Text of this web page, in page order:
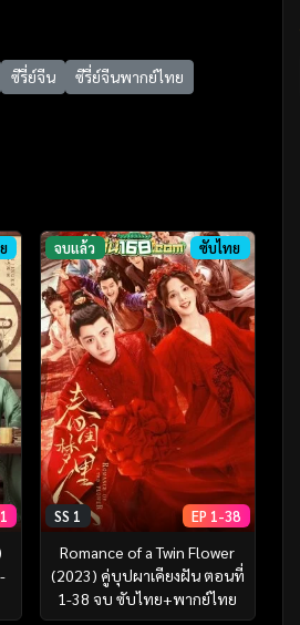
ซีรี่ย์จีน
ซีรี่ย์จีนพากย์ไทย
จบแล้ว ซับไทย
SS 1 EP 1-38
Romance of a Twin Flower
(2023) คู่บุปผาเคียงฝัน ตอนที่
1-38 จบ ซับไทย+พากย์ไทย